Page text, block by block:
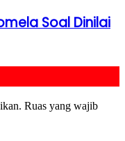
Soal Dinilai
Ruas yang wajib